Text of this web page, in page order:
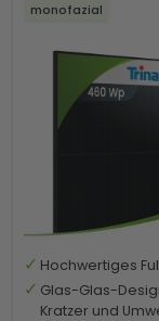
monofazial
Hochwertiges
Glas-Glas-
Kratzer und